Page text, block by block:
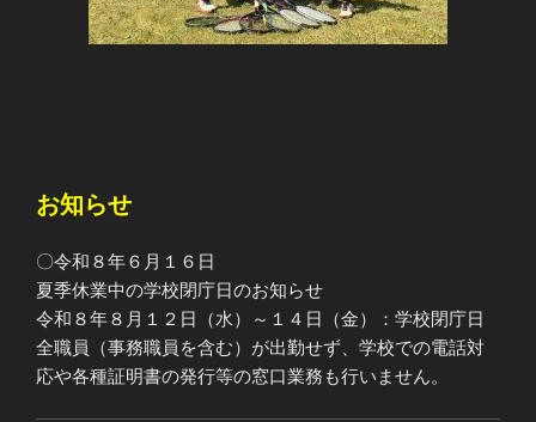
お知らせ
〇令和８年６月１６日
夏季休業中の学校閉庁日のお知らせ
令和８年８月１２日（水）～１４日（金）：学校閉庁日
全職員（事務職員を含む）が出勤せず、学校での電話対
応や各種証明書の発行等の窓口業務も行いません。